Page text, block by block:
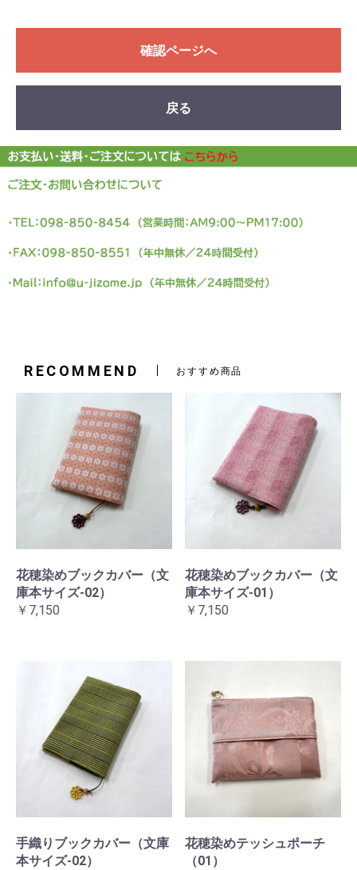
確認ページへ
戻る
RECOMMEND おすすめ商品
花穂染めブックカバー（文
庫本サイズ-02）
￥7,150
花穂染めブックカバー（文
庫本サイズ-01）
￥7,150
手織りブックカバー（文庫
本サイズ-02）
花穂染めテッシュポーチ
（01）